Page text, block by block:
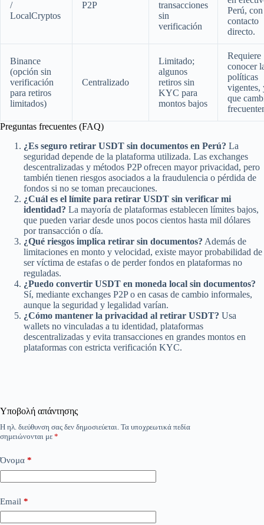
/
LocalCryptos
P2P
transacciones
sin
verificación
Perú, con
contacto
directo.
Binance
(opción sin
verificación
para retiros
limitados)
Centralizado
Limitado;
algunos
retiros sin
KYC para
montos bajos
Requiere
conocer
políticas
vigentes,
que
Preguntas frecuentes (FAQ)
¿Es seguro retirar USDT sin documentos en Perú? La
seguridad depende de la plataforma utilizada. Las exchanges
descentralizadas y métodos P2P ofrecen mayor privacidad, pero
también tienen riesgos asociados a la fraudulencia o pérdida de
fondos si no se toman precauciones.
¿Cuál es el límite para retirar USDT sin verificar mi
identidad? La mayoría de plataformas establecen límites bajos,
que pueden variar desde unos pocos cientos hasta mil dólares
por transacción o día.
¿Qué riesgos implica retirar sin documentos? Además de
limitaciones en monto y velocidad, existe mayor probabilidad de
ser víctima de estafas o de perder fondos en plataformas no
reguladas.
¿Puedo convertir USDT en moneda local sin documentos?
Sí, mediante exchanges P2P o en casas de cambio informales,
aunque la seguridad y legalidad varían.
¿Cómo mantener la privacidad al retirar USDT? Usa
wallets no vinculadas a tu identidad, plataformas
descentralizadas y evita transacciones en grandes montos en
plataformas con estricta verificación KYC.
Υποβολή απάντησης
Η ηλ. διεύθυνση σας δεν δημοσιεύεται. Τα υποχρεωτικά πεδία
σημειώνονται με *
Όνομα *
Email *